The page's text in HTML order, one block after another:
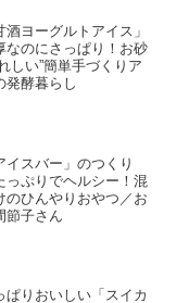
ヨーグルトアイス」
なのにさっぱり！お砂
しい”簡単手づくりア
発酵暮らし
イスバー」のつくり
っぷりでヘルシー！混
のひんやりおやつ／お
節子さん
ぱりおいしい「スイカ